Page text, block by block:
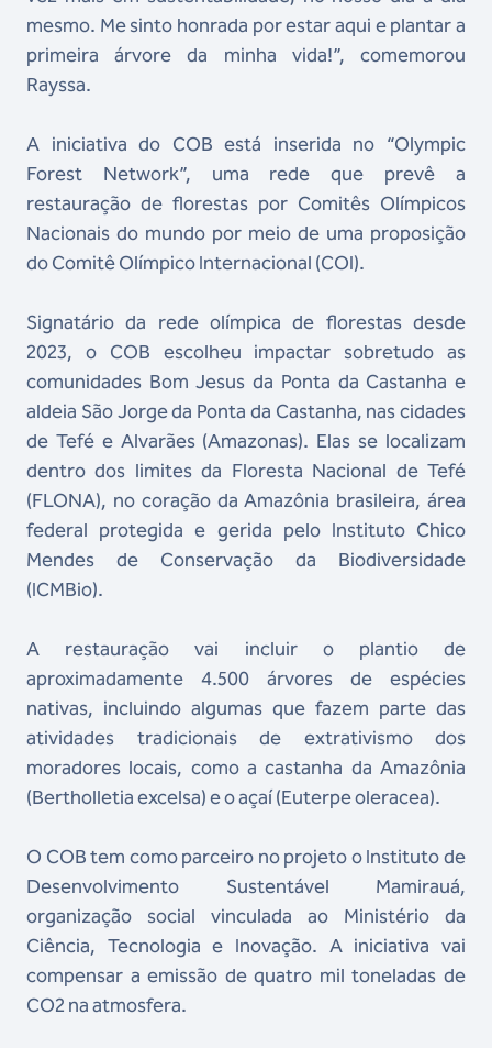
mesmo. Me sinto honrada por estar aqui e plantar a
primeira árvore da minha vida!”, comemorou
Rayssa.
A iniciativa do COB está inserida no “Olympic
Forest Network”, uma rede que prevê a
restauração de florestas por Comitês Olímpicos
Nacionais do mundo por meio de uma proposição
do Comitê Olímpico Internacional (COI).
Signatário da rede olímpica de florestas desde
2023, o COB escolheu impactar sobretudo as
comunidades Bom Jesus da Ponta da Castanha e
aldeia São Jorge da Ponta da Castanha, nas cidades
de Tefé e Alvarães (Amazonas). Elas se localizam
dentro dos limites da Floresta Nacional de Tefé
(FLONA), no coração da Amazônia brasileira, área
federal protegida e gerida pelo Instituto Chico
Mendes de Conservação da Biodiversidade
(ICMBio).
A restauração vai incluir o plantio de
aproximadamente 4.500 árvores de espécies
nativas, incluindo algumas que fazem parte das
atividades tradicionais de extrativismo dos
moradores locais, como a castanha da Amazônia
(Bertholletia excelsa) e o açaí (Euterpe oleracea).
O COB tem como parceiro no projeto o Instituto de
Desenvolvimento Sustentável Mamirauá,
organização social vinculada ao Ministério da
Ciência, Tecnologia e Inovação. A iniciativa vai
compensar a emissão de quatro mil toneladas de
CO2 na atmosfera.